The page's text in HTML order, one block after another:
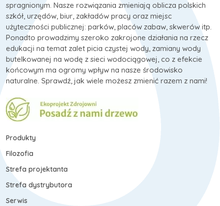
spragnionym. Nasze rozwiązania zmieniają oblicza polskich
szkół, urzędów, biur, zakładów pracy oraz miejsc
użyteczności publicznej: parków, placów zabaw, skwerów itp.
Ponadto prowadzimy szeroko zakrojone działania na rzecz
edukacji na temat zalet picia czystej wody, zamiany wody
butelkowanej na wodę z sieci wodociągowej, co z efekcie
końcowym ma ogromy wpływ na nasze środowisko
naturalne. Sprawdź, jak wiele możesz zmienić razem z nami!
Produkty
Filozofia
Strefa projektanta
Strefa dystrybutora
Serwis